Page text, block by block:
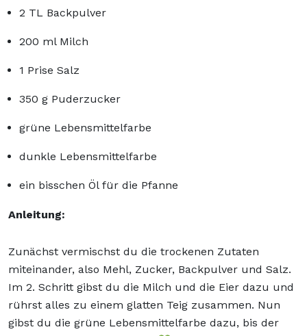
2 TL Backpulver
200 ml Milch
1 Prise Salz
350 g Puderzucker
grüne Lebensmittelfarbe
dunkle Lebensmittelfarbe
ein bisschen Öl für die Pfanne
Anleitung:
Zunächst vermischst du die trockenen Zutaten
miteinander, also Mehl, Zucker, Backpulver und Salz.
Im 2. Schritt gibst du die Milch und die Eier dazu und
rührst alles zu einem glatten Teig zusammen. Nun
gibst du die grüne Lebensmittelfarbe dazu, bis der